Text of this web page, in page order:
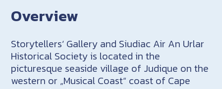
Overview
Storytellers‘ Gallery and Siudiac Air An Urlar
Historical Society is located in the
picturesque seaside village of Judique on the
western or „Musical Coast“ coast of Cape